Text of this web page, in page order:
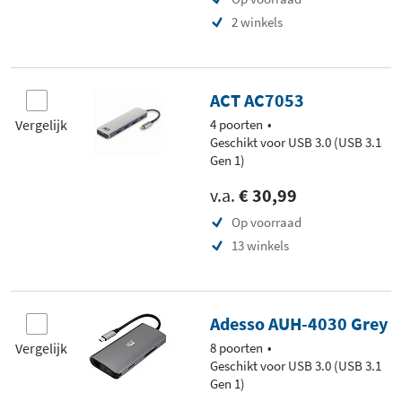
2 winkels
Vergelijk
ACT AC7053
4 poorten
Geschikt voor USB 3.0 (USB 3.1
Gen 1)
v.a. € 30,99
Op voorraad
13 winkels
Vergelijk
Adesso AUH-4030 Grey
8 poorten
Geschikt voor USB 3.0 (USB 3.1
Gen 1)